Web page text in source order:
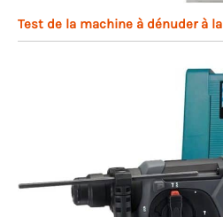
Test de la machine à dénuder à